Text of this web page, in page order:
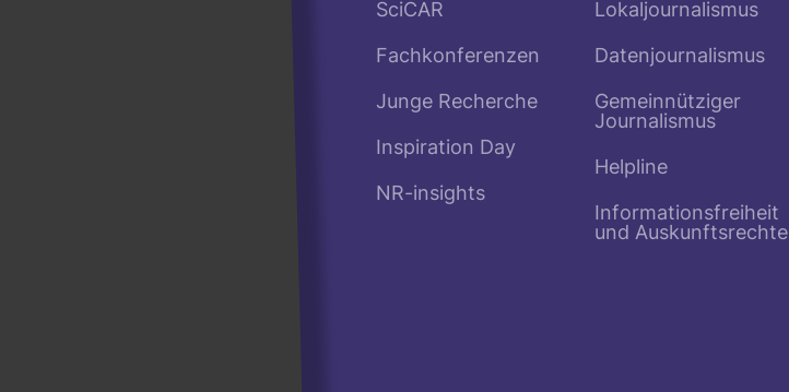
SciCAR
Fachkonferenzen
Junge Recherche
Inspiration Day
NR-insights
Lokaljournalismus
Datenjournalismus
Gemeinnütziger
Journalismus
Helpline
Informationsfreiheit
und Auskunftsrechte